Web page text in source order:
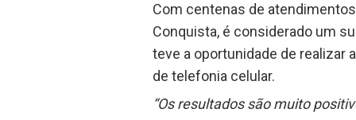
Com centenas de
Conquista, é considerado um
teve a oportunidade de realizar
de telefonia celular.
“Os resultados são muito